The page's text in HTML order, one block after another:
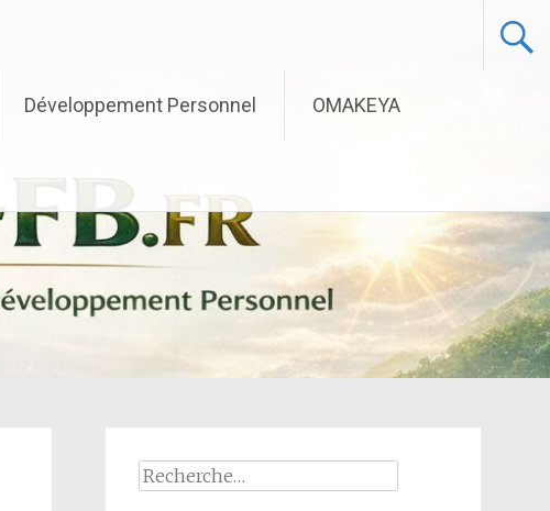
Développement Personnel OMAKEYA
Rechercher :